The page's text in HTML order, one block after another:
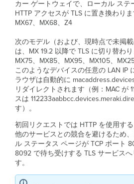
カー ゲートウェイで、ローカル ステ
HTTP アクセスが TLS に置き換わりま
MX67、MX68、Z4
次のモデル（および、現時点で未掲
は、MX 19.2 以降で TLS に切り替わり
MX75、MX85、MX95、MX105、
このようなデバイスの任意の LAN IP
ラウザは自動的に
リダイレクトされます（例：MAC が
スは
す）。
初回リクエストでは HTTP を使用す
他のサービスとの競合を避けるため
ル ステータス ページが TCP ポート
8092 で待ち受けする TLS サービス
す。